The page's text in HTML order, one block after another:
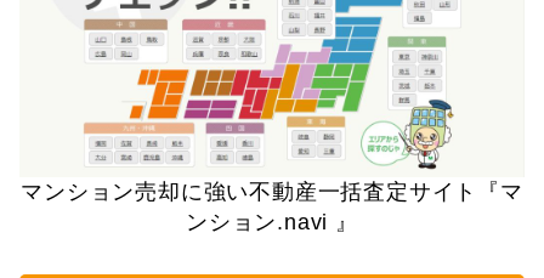
マンション売却に強い不動産一括査定サイト『マ
ンション.navi 』